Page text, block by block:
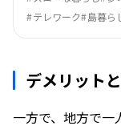
テレワーク 島暮ら
デメリット
一方で、地方で